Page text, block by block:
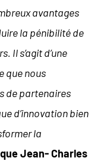
avantages
la pénibilité de
Il s’agit d’une
que nous
de partenaires
d’innovation bien
la
Jean- Charles